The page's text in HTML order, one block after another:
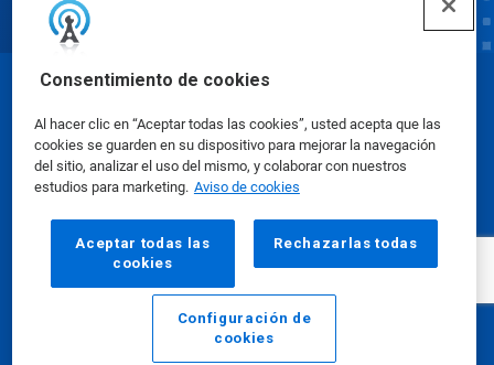
Consentimiento de cookies
Al hacer clic en “Aceptar todas las cookies”, usted acepta que las
cookies se guarden en su dispositivo para mejorar la navegación
del sitio, analizar el uso del mismo, y colaborar con nuestros
estudios para marketing. Aviso de cookies
Aceptar todas las
cookies
Rechazarlas todas
Configuración de
cookies
Email Llamar
Hojas de datos de seguridad|Política de privacidad
|condiciones de uso